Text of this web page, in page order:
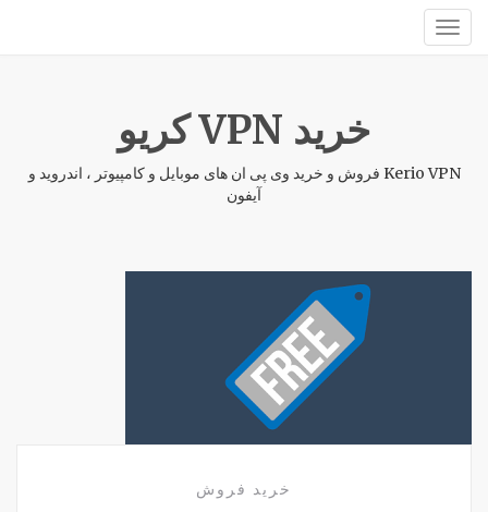
خرید VPN کریو
Kerio VPN فروش و خرید وی پی ان های موبایل و کامپیوتر ، اندروید و
آیفون
خرید فروش